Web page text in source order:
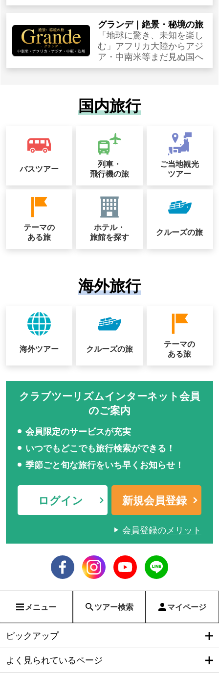
グランデ｜絶景・秘境の旅
「地球に驚き、未知を楽し
む」アフリカ大陸からアジ
ア・中南米等まだ見ぬ国へ
国内旅行
バスツアー
列車・
飛行機の旅
ご当地観光
ツアー
テーマの
ある旅
ホテル・
旅館を探す
クルーズの旅
海外旅行
海外ツアー クルーズの旅
テーマの
ある旅
クラブツーリズムインターネット会員
のご案内
会員限定のサービスが充実
いつでもどこでも旅行検索ができる！
季節ごと旬な旅行をいち早くお知らせ！
ログイン 新規会員登録
会員登録のメリット
メニュー ツアー検索 マイページ
ピックアップ
よく見られているページ